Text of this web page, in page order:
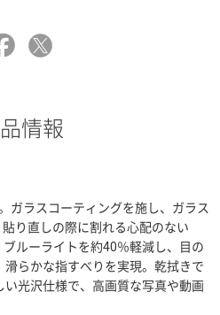
情報
ガラスコーティングを施し、ガラス
り直しの際に割れる心配のない
ルーライトを約40％軽減し、目の
らかな指すべりを実現。乾拭きで
光沢仕様で、高画質な写真や動画